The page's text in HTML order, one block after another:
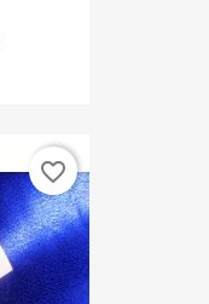
favorite_border